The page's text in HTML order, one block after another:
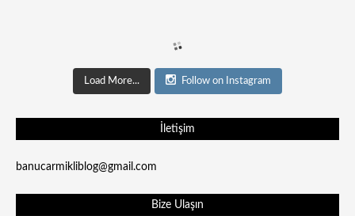
Load More... Follow on Instagram
İletişim
banucarmikliblog@gmail.com
Bize Ulaşın